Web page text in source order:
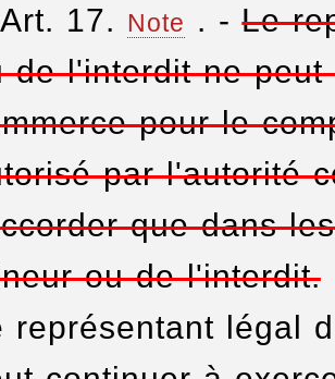
Art. 17. Note . -Le
de l'interdit ne
pour le
par l'autorité
que dans
ou de l'interdit.
représentant légal